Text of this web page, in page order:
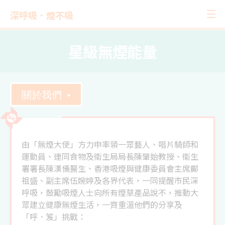
深呼吸．煙不吸
星級無煙能量
關於我們
由「無煙大使」方力申率領一眾藝人、唱片騎師和
運動員、連同食物及衞生局局長陳肇始教授、衞生
署署長陳漢儀醫生、香港吸煙與健康委員會主席鄺
祖盛、副主席伍婉婷及各界代表，一同提醒市民深
呼吸，鼓勵吸煙人士向所有煙草產品說不，推動大
眾建立健康無煙生活，一齊重溫他們的分享及
「呼．笈」挑戰：